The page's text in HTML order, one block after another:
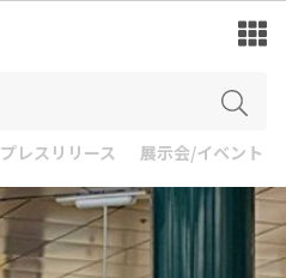
プレスリリース 展示会/イベント